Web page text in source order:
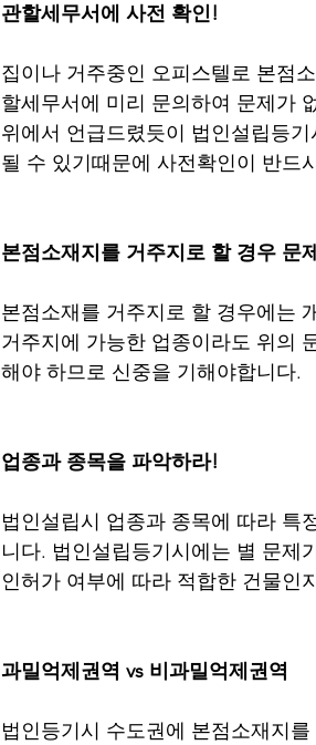
관할세무서에 사전 확인!
집이나 거주중인 오피스텔로 본점
할세무서에 미리 문의하여 문제가
위에서 언급드렸듯이 법인설립등
될 수 있기때문에 사전확인이 반드
본점소재지를 거주지로 할 경우 문
본점소재를 거주지로 할 경우에는
거주지에 가능한 업종이라도 위의
해야 하므로 신중을 기해야합니다.
업종과 종목을 파악하라!
법인설립시 업종과 종목에 따라 특
니다. 법인설립등기시에는 별 문제
인허가 여부에 따라 적합한 건물인
과밀억제권역 vs 비과밀억제권역
법인등기시 수도권에 본점소재지